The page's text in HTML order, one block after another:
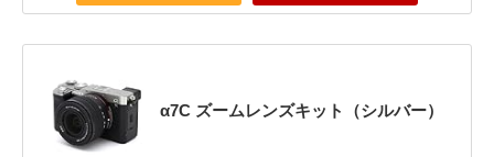
α7C ズームレンズキット（シルバー）